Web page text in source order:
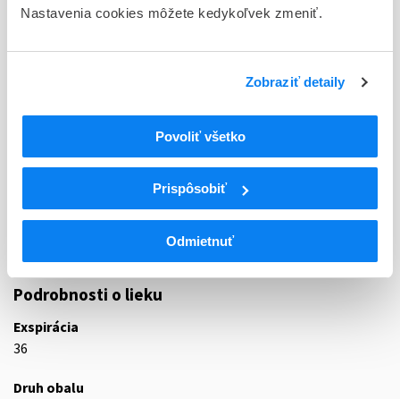
Nastavenia cookies môžete kedykoľvek zmeniť.
Zobraziť detaily
Povoliť všetko
Prispôsobiť
Odmietnuť
Držiteľ, krajina
ANTIINFEKTÍVA NA SYSTÉMOVÉ POUŽITIE
Imunoséra a imunoglobulíny
J06BB
Špecifické imunoglobulíny
Ľudský imunoglobulín anti-D (Rh)
Podrobnosti o lieku
Exspirácia
36
Druh obalu